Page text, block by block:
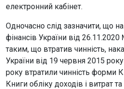
електронний кабінет.
Одночасно слід зазначити, що
фінансів України від
таким, що втратив чинність,
України від 19 червня 2015
року втратили чинність форми
Книги обліку доходів і витрат